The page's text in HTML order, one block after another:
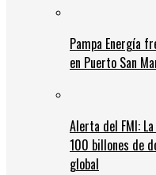
Pampa Energía
en Puerto San
Alerta del FMI:
100 billones de
global